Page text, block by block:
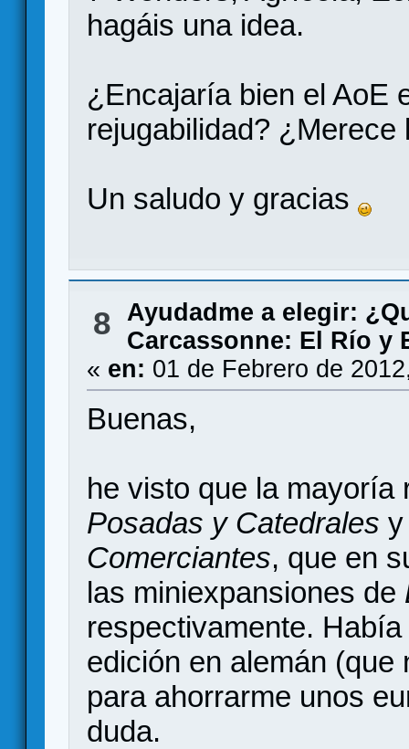
hagáis una idea.
¿Encajaría bien el AoE
rejugabilidad?
Un saludo y gracias
8 Ayudadme a elegir:
Carcassonne: El Río y
« en: 01 de Febrero de
Buenas,
he visto que la mayoría
Posadas y Catedrales
Comerciantes, que en
las miniexpansiones de
respectivamente.
edición en alemán
para ahorrarme unos
duda.